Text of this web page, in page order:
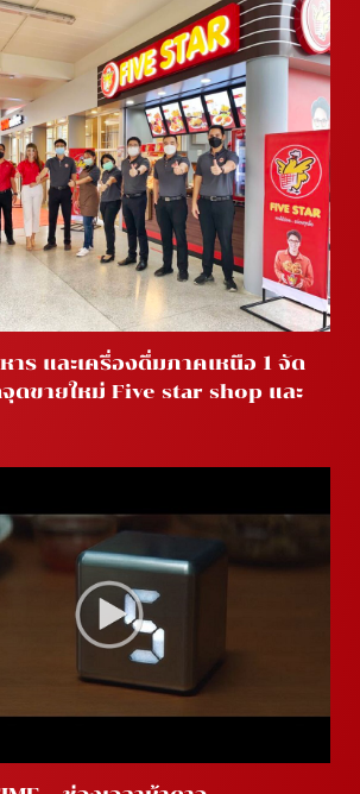
าร และเครื่องดื่มภาคเหนือ 1 จัด
ดขายใหม่ Five star shop และ